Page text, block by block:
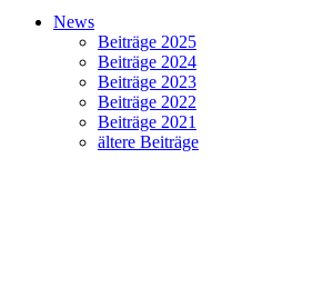
News
Beiträge 2025
Beiträge 2024
Beiträge 2023
Beiträge 2022
Beiträge 2021
ältere Beiträge